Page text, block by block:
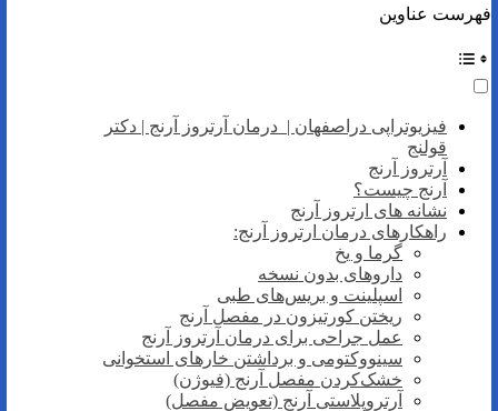
فهرست عناوین
فیزیوتراپی دراصفهان | درمان آرتروز آرنج | دکتر
قولنج
آرتروز آرنج
آرنج چیست؟
نشانه های ارتروز آرنج
راهکارهای درمان ارتروز آرنج:
گرما و یخ
داروهای بدون نسخه
اسپلینت و بریس‌های طبی
ریختن کورتیزون در مفصل آرنج
عمل جراحی برای درمان آرتروز آرنج
سینووکتومی و برداشتن خارهای استخوانی
خشک‌کردن مفصل آرنج (فیوژن)
آرتروپلاستی آرنج (تعویض مفصل)